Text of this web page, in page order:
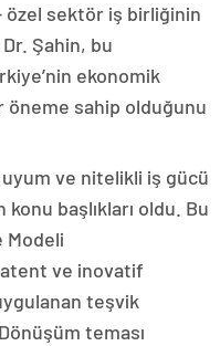
özel sektör iş birliğinin
Şahin, bu
ekonomik
öneme sahip olduğunu
ve nitelikli iş gücü
başlıkları oldu. Bu
Modeli
ve inovatif
teşvik
teması